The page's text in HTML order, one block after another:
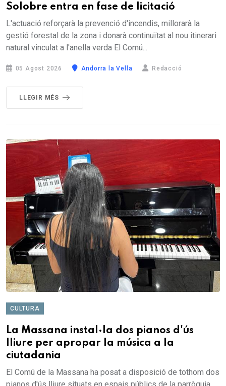
Solobre entra en fase de licitació
L'actuació reforçarà la prevenció d'incendis, millorarà la
gestió forestal de la zona i donarà continuïtat al nou itinerari
natural vinculat a l'anella verda El Comú...
05 Agost 2026 Andorra la Vella Redacció
LLEGIR MÉS
CULTURA
La Massana instal·la dos pianos d'ús
lliure per apropar la música a la
ciutadania
El Comú de la Massana ha posat a disposició de tothom dos